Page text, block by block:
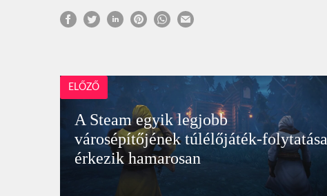
ELŐZŐ
A Steam egyik legjobb
városépítőjének túlélőjáték-folytatása
érkezik hamarosan